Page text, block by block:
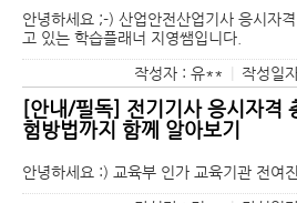
안녕하세요 ;-) 산업안전산업기사 응시자
고 있는 학습플래너 지영쌤입니다.
작성자 : 유**
작성일
[안내/필독] 전기기사 응시자격
험방법까지 함께 알아보기
안녕하세요 :) 교육부 인가 교육기관 전여